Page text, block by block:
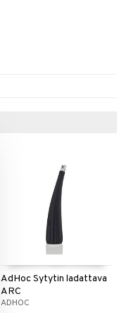
AdHoc Sytytin ladattava
ARC
ADHOC